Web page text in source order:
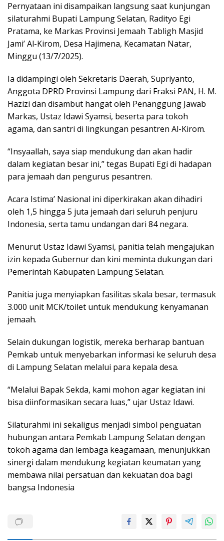
Pernyataan ini disampaikan langsung saat kunjungan
silaturahmi Bupati Lampung Selatan, Radityo Egi
Pratama, ke Markas Provinsi Jemaah Tabligh Masjid
Jami’ Al-Kirom, Desa Hajimena, Kecamatan Natar,
Minggu (13/7/2025).
Ia didampingi oleh Sekretaris Daerah, Supriyanto,
Anggota DPRD Provinsi Lampung dari Fraksi PAN, H. M.
Hazizi dan disambut hangat oleh Penanggung Jawab
Markas, Ustaz Idawi Syamsi, beserta para tokoh
agama, dan santri di lingkungan pesantren Al-Kirom.
“Insyaallah, saya siap mendukung dan akan hadir
dalam kegiatan besar ini,” tegas Bupati Egi di hadapan
para jemaah dan pengurus pesantren.
Acara Istima’ Nasional ini diperkirakan akan dihadiri
oleh 1,5 hingga 5 juta jemaah dari seluruh penjuru
Indonesia, serta tamu undangan dari 84 negara.
Menurut Ustaz Idawi Syamsi, panitia telah mengajukan
izin kepada Gubernur dan kini meminta dukungan dari
Pemerintah Kabupaten Lampung Selatan.
Panitia juga menyiapkan fasilitas skala besar, termasuk
3.000 unit MCK/toilet untuk mendukung kenyamanan
jemaah.
Selain dukungan logistik, mereka berharap bantuan
Pemkab untuk menyebarkan informasi ke seluruh desa
di Lampung Selatan melalui para kepala desa.
“Melalui Bapak Sekda, kami mohon agar kegiatan ini
bisa diinformasikan secara luas,” ujar Ustaz Idawi.
Silaturahmi ini sekaligus menjadi simbol penguatan
hubungan antara Pemkab Lampung Selatan dengan
tokoh agama dan lembaga keagamaan, menunjukkan
sinergi dalam mendukung kegiatan keumatan yang
membawa nilai persatuan dan kekuatan doa bagi
bangsa Indonesia